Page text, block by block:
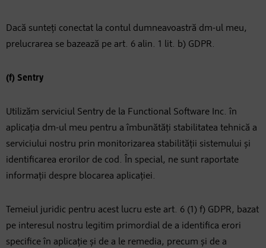
Dacă sunteți conectat la contul dumneavoastră dm-ul meu,
prelucrarea se bazează pe art. 6 alin. 1 lit. b) GDPR.
(f) Sentry
Utilizăm serviciul Sentry de la Functional Software Inc. în
aplicația dm-ul meu pentru a îmbunătăți stabilitatea tehnică a
serviciului nostru prin monitorizarea stabilității sistemului și
identificarea erorilor de cod. În special, ne sunt raportate
informații despre blocarea aplicației.
Temeiul juridic pentru acest lucru este art. 6 (1) f) GDPR, bazat
pe interesul nostru legitim primordial de a identifica erori
specifice în aplicație și de a le remedia, precum și de a